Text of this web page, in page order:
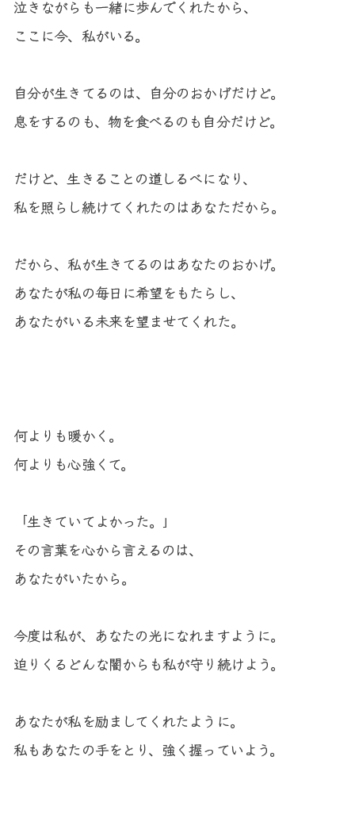
泣きながらも一緒に歩んでくれたから、
ここに今、私がいる。
自分が生きてるのは、自分のおかげだけど。
息をするのも、物を食べるのも自分だけど。
だけど、生きることの道しるべになり、
私を照らし続けてくれたのはあなただから。
だから、私が生きてるのはあなたのおかげ。
あなたが私の毎日に希望をもたらし、
あなたがいる未来を望ませてくれた。
何よりも暖かく。
何よりも心強くて。
「生きていてよかった。」
その言葉を心から言えるのは、
あなたがいたから。
今度は私が、あなたの光になれますように。
迫りくるどんな闇からも私が守り続けよう。
あなたが私を励ましてくれたように。
私もあなたの手をとり、強く握っていよう。